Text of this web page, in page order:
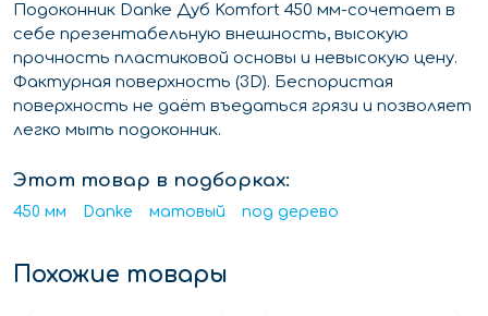
Подоконник Danke Дуб Komfort 450 мм-сочетает в
себе презентабельную внешность, высокую
прочность пластиковой основы и невысокую цену.
Фактурная поверхность (3D). Беспористая
поверхность не даёт въедаться грязи и позволяет
легко мыть подоконник.
Этот товар в подборках:
450 мм Danke матовый под дерево
Похожие товары